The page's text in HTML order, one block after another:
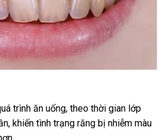
trình ăn uống, theo thời gian lớp
khiến tình trạng răng bị nhiễm màu